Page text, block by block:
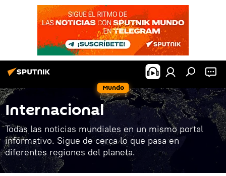
Mundo
Internacional
Todas las noticias mundiales en un mismo portal
informativo. Sigue de cerca lo que pasa en
diferentes regiones del planeta.